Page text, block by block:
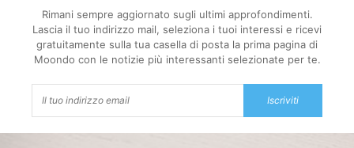
Rimani sempre aggiornato sugli ultimi approfondimenti.
Lascia il tuo indirizzo mail, seleziona i tuoi interessi e ricevi
gratuitamente sulla tua casella di posta la prima pagina di
Moondo con le notizie più interessanti selezionate per te.
Iscriviti